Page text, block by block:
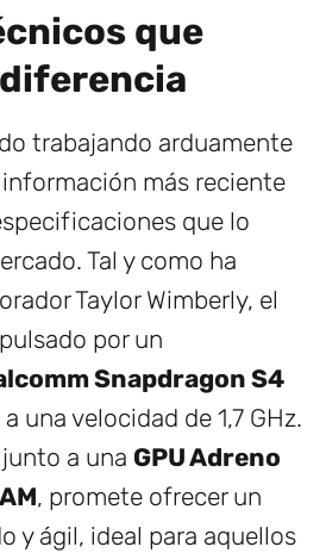
que
trabajando arduamente
información más reciente
que lo
Tal y como ha
Taylor Wimberly, el
por un
Snapdragon S4
una velocidad de 1,7 GHz.
a una GPU Adreno
, promete ofrecer un
y ágil, ideal para aquellos